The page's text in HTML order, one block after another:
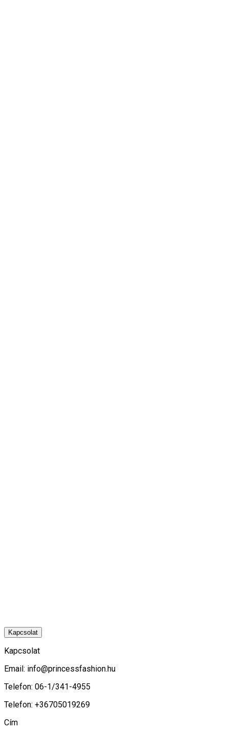
Kapcsolat
Kapcsolat
Email: info@princessfashion.hu
Telefon: 06-1/341-4955
Telefon: +36705019269
Cím